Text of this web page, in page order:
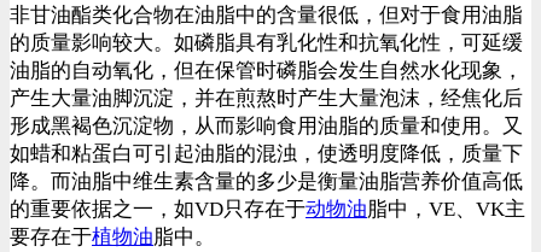
非甘油酯类化合物在油脂中的含量很低，但对于食用油脂
的质量影响较大。如磷脂具有乳化性和抗氧化性，可延缓
油脂的自动氧化，但在保管时磷脂会发生自然水化现象，
产生大量油脚沉淀，并在煎熬时产生大量泡沫，经焦化后
形成黑褐色沉淀物，从而影响食用油脂的质量和使用。又
如蜡和粘蛋白可引起油脂的混浊，使透明度降低，质量下
降。而油脂中维生素含量的多少是衡量油脂营养价值高低
的重要依据之一，如VD只存在于动物油脂中，VE、VK主
要存在于植物油脂中。